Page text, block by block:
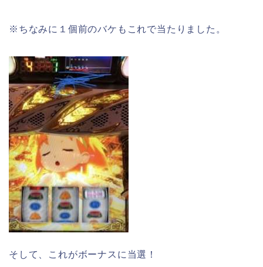
※ちなみに１個前のバケもこれで当たりました。
そして、これがボーナスに当選！